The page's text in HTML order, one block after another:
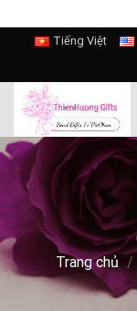
content
Tiếng Việt
Trang chủ /